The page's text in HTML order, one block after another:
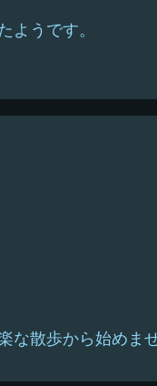
ようです。
な散歩から始めま